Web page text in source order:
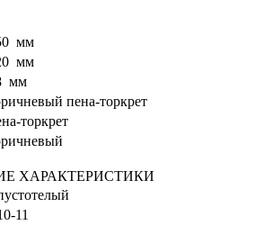
мм
мм
мм
пена-торкрет
торкрет
ХАРАКТЕРИСТИКИ
11